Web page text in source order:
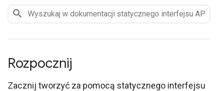
Rozpocznij
Zacznij tworzyć za pomocą statycznego interfejsu